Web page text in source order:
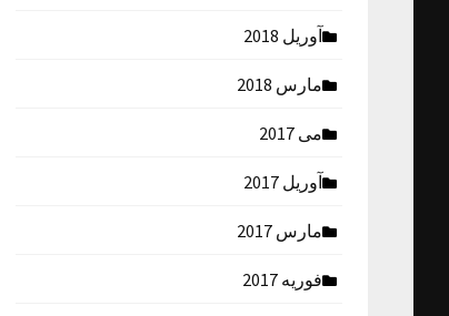
آوریل 2018
مارس 2018
می 2017
آوریل 2017
مارس 2017
فوریه 2017